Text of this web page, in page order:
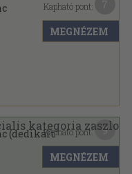
sorozat
Kapható pont:
MEGNÉZEM
(dedikáltKapható pont: 9
MEGNÉZEM